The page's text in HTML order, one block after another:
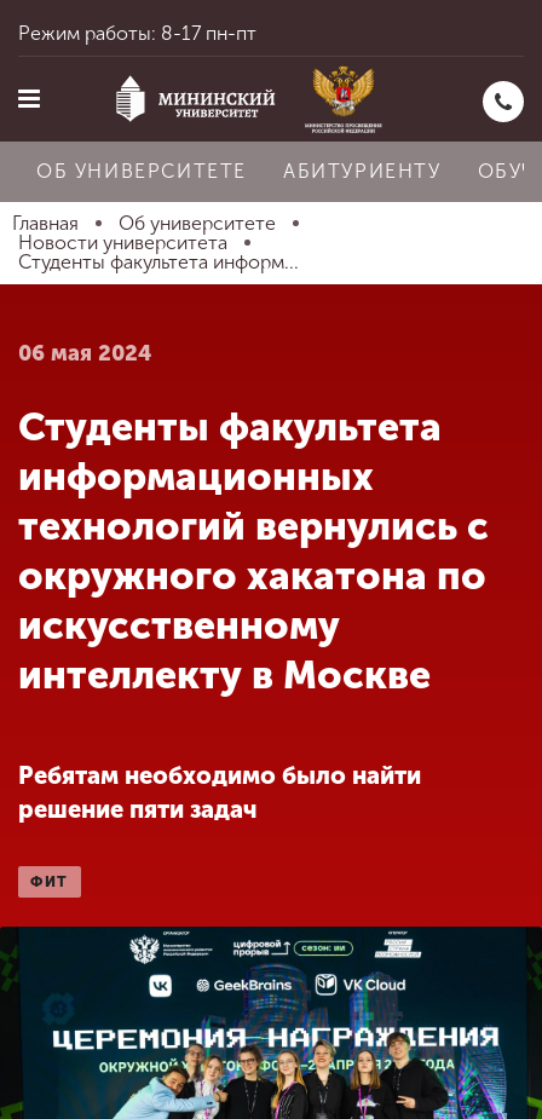
Главная
Абитуриенту
Обучение
Наука
Другие виды
Студенческая жизнь
Сведения об
образовательной
организации
Режим работы: 8-17 пн-пт
ОБ УНИВЕРСИТЕТЕ АБИТУРИЕНТУ
Главная
Об университете
Новости университета
Студенты факультета информ...
06 мая 2024
Студенты факультета
информационных
технологий вернулись с
окружного хакатона по
искусственному
интеллекту в Москве
Ребятам необходимо было найти
решение пяти задач
ФИТ